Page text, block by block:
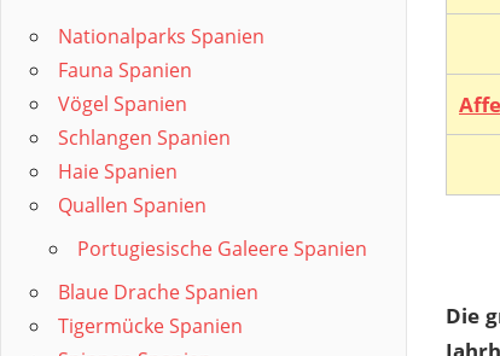
Die
Nationalparks Spanien
Fauna Spanien
Vögel Spanien
Schlangen Spanien
Haie Spanien
Quallen Spanien
Portugiesische Galeere Spanien
Blaue Drache Spanien
Tigermücke Spanien